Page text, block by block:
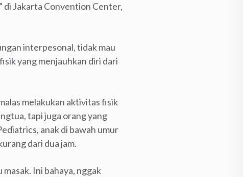
di Jakarta Convention Center,
interpesonal, tidak mau
yang menjauhkan diri dari
melakukan aktivitas fisik
tapi juga orang yang
anak di bawah umur
dari dua jam.
Ini bahaya, nggak